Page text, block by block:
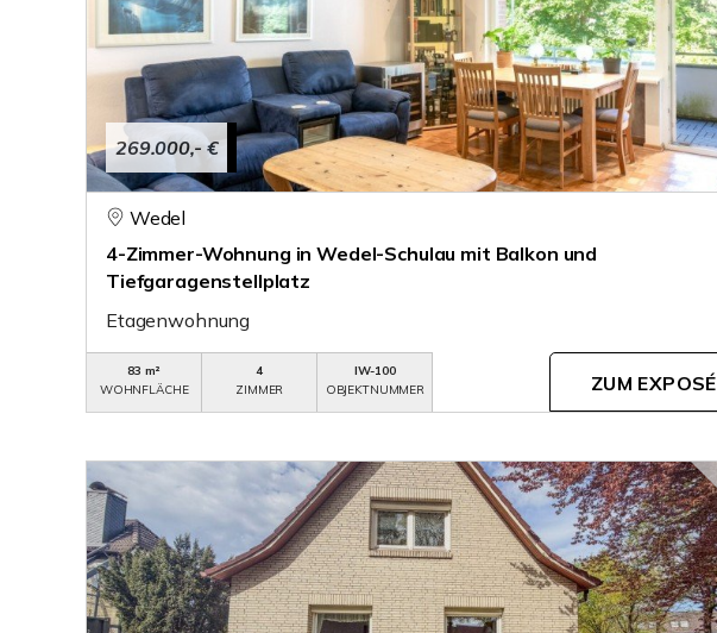
269.000,- €
Wedel
4-Zimmer-Wohnung in Wedel-Schulau mit Balkon und
Tiefgaragenstellplatz
Etagenwohnung
83 m²
WOHNFLÄCHE
4
ZIMMER
IW-100
OBJEKTNUMMER
ZUM EXPOSÉ